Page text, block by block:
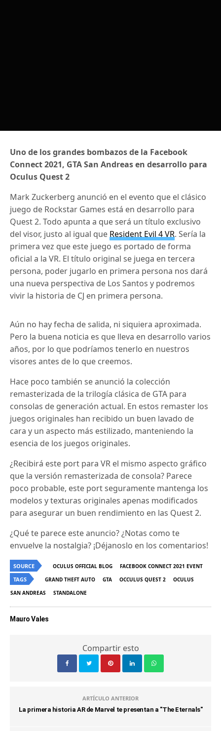
Uno de los grandes bombazos de la Facebook
Connect 2021, GTA San Andreas en desarrollo para
Oculus Quest 2
Mark Zuckerberg anunció en el evento que el clásico
juego de Rockstar Games está en desarrollo para
Quest 2. Todo apunta a que será un título exclusivo
del visor, justo al igual que Resident Evil 4 VR. Sería la
primera vez que este juego es portado de forma
oficial a la VR. El título original se juega en tercera
persona, poder jugarlo en primera persona nos dará
una nueva perspectiva de Los Santos y podremos
vivir la historia de CJ en primera persona.
Aún no hay fecha de salida, ni siquiera aproximada.
Pero la buena noticia es que lleva en desarrollo varios
años, por lo que podríamos tenerlo en nuestros
visores antes de lo que creemos.
Hace poco también se anunció la colección
remasterizada de la trilogía clásica de GTA para
consolas de generación actual. En estos remaster los
juegos originales han recibido un buen lavado de
cara y un aspecto más estilizado, manteniendo la
esencia de los juegos originales.
¿Recibirá este port para VR el mismo aspecto gráfico
que la versión remasterizada de consola? Parece
poco probable, este port seguramente mantenga los
modelos y texturas originales apenas modificados
para asegurar un buen rendimiento en las Quest 2.
¿Qué te parece este anuncio? ¿Notas como te
envuelve la nostalgia? ¡Déjanoslo en los comentarios!
SOURCE OCULUS OFFICIAL BLOG FACEBOOK CONNECT 2021 EVENT
TAGS GRAND THEFT AUTO GTA OCCULUS QUEST 2
OCULUS
SAN ANDREAS
STANDALONE
Mauro Vales
Compartir esto
ARTÍCULO ANTERIOR
La primera historia AR de Marvel te presentan a "The Eternals"